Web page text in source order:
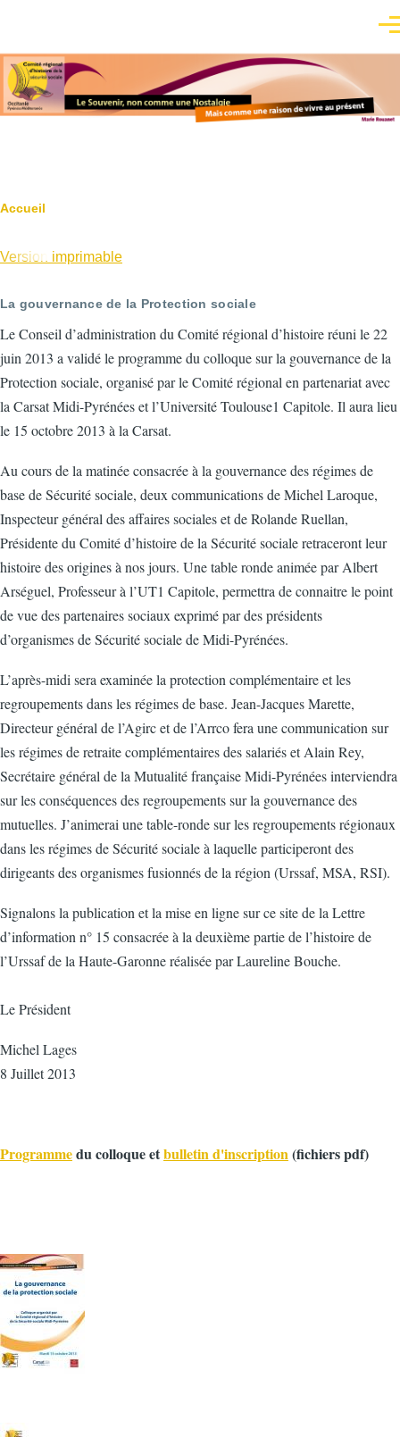
Fil
d'Ariane
Accueil
Version imprimable
La gouvernance de la Protection sociale
Le Conseil d’administration du Comité régional d’histoire réuni le 22
juin 2013 a validé le programme du colloque sur la gouvernance de la
Protection sociale, organisé par le Comité régional en partenariat avec
la Carsat Midi-Pyrénées et l’Université Toulouse1 Capitole. Il aura lieu
le 15 octobre 2013 à la Carsat.
Au cours de la matinée consacrée à la gouvernance des régimes de
base de Sécurité sociale, deux communications de Michel Laroque,
Inspecteur général des affaires sociales et de Rolande Ruellan,
Présidente du Comité d’histoire de la Sécurité sociale retraceront leur
histoire des origines à nos jours. Une table ronde animée par Albert
Arséguel, Professeur à l’UT1 Capitole, permettra de connaitre le point
de vue des partenaires sociaux exprimé par des présidents
d’organismes de Sécurité sociale de Midi-Pyrénées.
L’après-midi sera examinée la protection complémentaire et les
regroupements dans les régimes de base. Jean-Jacques Marette,
Directeur général de l’Agirc et de l’Arrco fera une communication sur
les régimes de retraite complémentaires des salariés et Alain Rey,
Secrétaire général de la Mutualité française Midi-Pyrénées interviendra
sur les conséquences des regroupements sur la gouvernance des
mutuelles. J’animerai une table-ronde sur les regroupements régionaux
dans les régimes de Sécurité sociale à laquelle participeront des
dirigeants des organismes fusionnés de la région (Urssaf, MSA, RSI).
Signalons la publication et la mise en ligne sur ce site de la Lettre
d’information n° 15 consacrée à la deuxième partie de l’histoire de
l’Urssaf de la Haute-Garonne réalisée par Laureline Bouche.
Le Président
Michel Lages
8 Juillet 2013
Programmedu colloque etbulletin d'inscription(fichiers pdf)